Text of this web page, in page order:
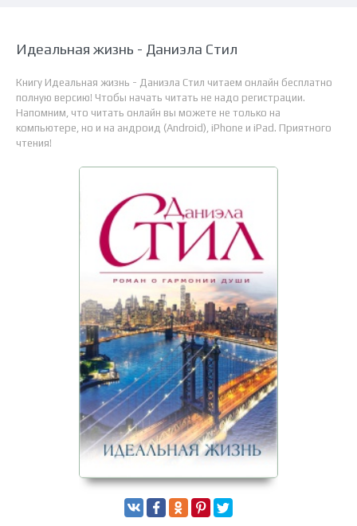
Идеальная жизнь - Даниэла Стил
Книгу Идеальная жизнь - Даниэла Стил читаем онлайн бесплатно
полную версию! Чтобы начать читать не надо регистрации.
Напомним, что читать онлайн вы можете не только на
компьютере, но и на андроид (Android), iPhone и iPad. Приятного
чтения!